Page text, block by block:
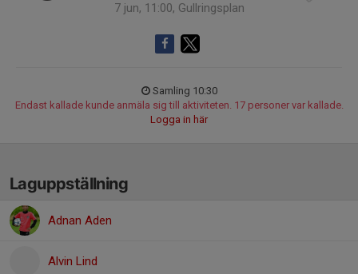
7 jun, 11:00, Gullringsplan
Samling 10:30
Endast kallade kunde anmäla sig till aktiviteten. 17 personer var kallade.
Logga in här
Laguppställning
Adnan Aden
Alvin Lind